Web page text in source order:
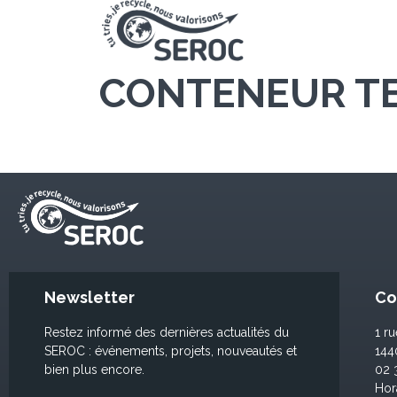
CONTENEUR
Newsletter
Restez informé des dernières actualités du
SEROC : événements, projets, nouveautés et
bien plus encore.
1
02